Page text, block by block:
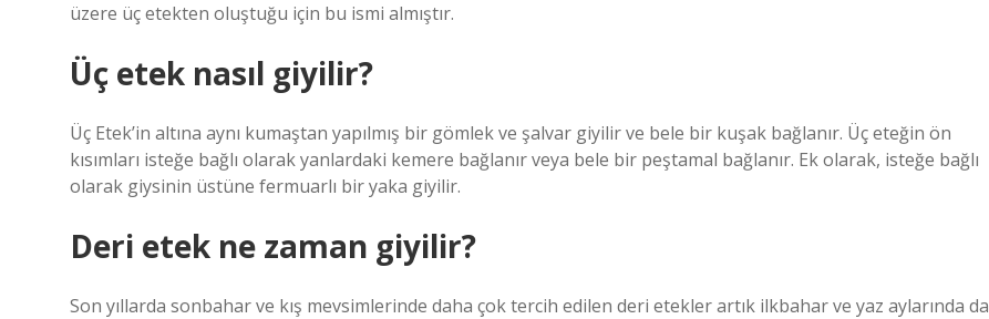
üzere üç etekten oluştuğu için bu ismi almıştır.
Üç etek nasıl giyilir?
Üç Etek’in altına aynı kumaştan yapılmış bir gömlek ve şalvar giyilir ve bele bir kuşak bağlanır. Üç eteğin ön
kısımları isteğe bağlı olarak yanlardaki kemere bağlanır veya bele bir peştamal bağlanır. Ek olarak, isteğe bağlı
olarak giysinin üstüne fermuarlı bir yaka giyilir.
Deri etek ne zaman giyilir?
Son yıllarda sonbahar ve kış mevsimlerinde daha çok tercih edilen deri etekler artık ilkbahar ve yaz aylarında da